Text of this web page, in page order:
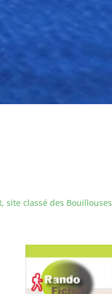
site classé des Bouillouses